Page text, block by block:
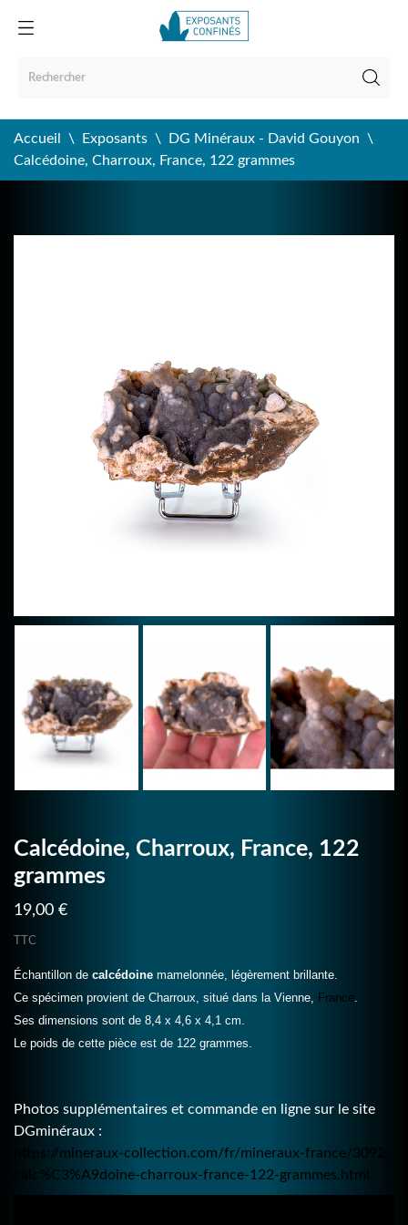
Accueil Exposants
DG Minéraux - David Gouyon
Calcédoine, Charroux, France, 122 grammes
Calcédoine, Charroux, France, 122
grammes
19,00 €
TTC
Échantillon de calcédoine mamelonnée, légèrement brillante.
Ce spécimen provient de Charroux, situé dans la Vienne,
France
Ses dimensions sont de 8,4 x 4,6 x 4,1 cm.
Le poids de cette pièce est de 122 grammes.
Photos supplémentaires et commande en ligne sur le site
DGminéraux :
https://mineraux-collection.com/fr/mineraux-france/3092-
calc%C3%A9doine-charroux-france-122-grammes.html